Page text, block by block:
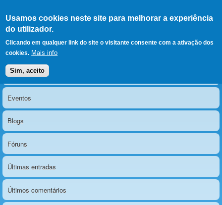
Usamos cookies neste site para melhorar a experiência
do utilizador.
Clicando em qualquer link do site o visitante consente com a ativação dos
cookies. Mais info
Sim, aceito
LERPARAVER , ir para a
página principal
O portal da visão diferente
Menu principal
Notícias
Eventos
Blogs
Fóruns
Últimas entradas
Últimos comentários